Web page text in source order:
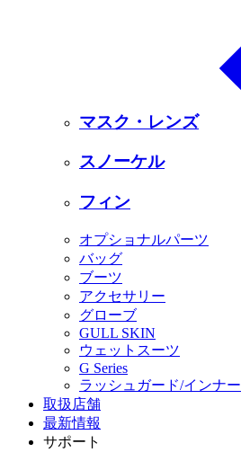
マスク・レンズ
スノーケル
フィン
オプショナルパーツ
バッグ
ブーツ
アクセサリー
グローブ
GULL SKIN
ウェットスーツ
G Series
ラッシュガード/インナー
取扱店舗
最新情報
サポート